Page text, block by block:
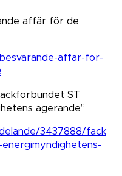
affär för de
affar-for-
ST
agerande​​​​​​​”
3437888/fack